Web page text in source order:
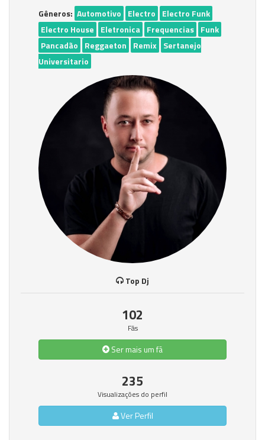
Gêneros: Automotivo Electro
Electro Funk
Electro House
Eletronica Frequencias Funk
Pancadão
Reggaeton Remix Sertanejo
Universitario
Top Dj
102
Fãs
Ser mais um fã
235
Visualizações do perfil
Ver Perfil